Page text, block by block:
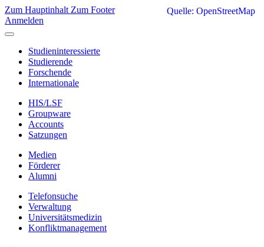
Zum Hauptinhalt Zum Footer
Anmelden
Studieninteressierte
Studierende
Forschende
Internationale
HIS/LSF
Groupware
Accounts
Satzungen
Medien
Förderer
Alumni
Telefonsuche
Verwaltung
Universitätsmedizin
Konfliktmanagement
Quelle: OpenStreetMap